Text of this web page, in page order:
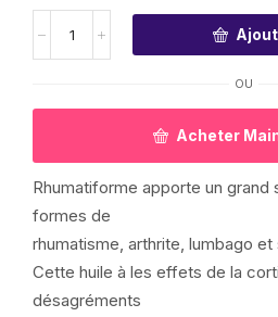
OU
Acheter
Rhumatiforme apporte un grand
formes de
rhumatisme, arthrite, lumbago et
Cette huile à les effets de la
désagréments